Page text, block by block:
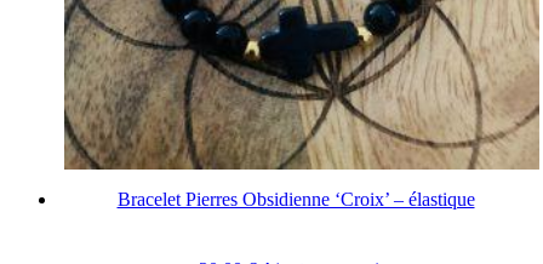
Bracelet Pierres Obsidienne ‘Croix’ – élastique